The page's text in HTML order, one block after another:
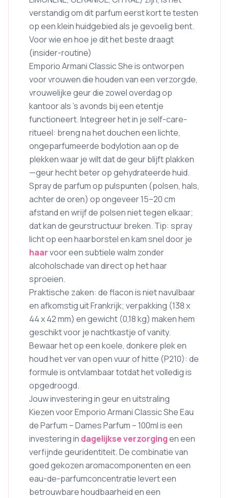
verstandig om dit parfum eerst kort te testen
op een klein huidgebied als je gevoelig bent.
Voor wie en hoe je dit het beste draagt
(insider-routine)
Emporio Armani Classic She is ontworpen
voor vrouwen die houden van een verzorgde,
vrouwelijke geur die zowel overdag op
kantoor als ’s avonds bij een etentje
functioneert. Integreer het in je self-care-
ritueel: breng na het douchen een lichte,
ongeparfumeerde bodylotion aan op de
plekken waar je wilt dat de geur blijft plakken
—geur hecht beter op gehydrateerde huid.
Spray de parfum op pulspunten (polsen, hals,
achter de oren) op ongeveer 15–20 cm
afstand en wrijf de polsen niet tegen elkaar;
dat kan de geurstructuur breken. Tip: spray
licht op een haarborstel en kam snel door je
haarvoor een subtiele walm zonder
alcoholschade van direct op het haar
sproeien.
Praktische zaken: de flacon is niet navulbaar
en afkomstig uit Frankrijk; verpakking (138 x
44 x 42 mm) en gewicht (0,18 kg) maken hem
geschikt voor je nachtkastje of vanity.
Bewaar het op een koele, donkere plek en
houd het ver van open vuur of hitte (P210): de
formule is ontvlambaar totdat het volledig is
opgedroogd.
Jouw investering in geur en uitstraling
Kiezen voor Emporio Armani Classic She Eau
de Parfum – Dames Parfum – 100ml is een
investering in dagelijkse verzorgingen een
verfijnde geuridentiteit. De combinatie van
goed gekozen aromacomponenten en een
eau-de-parfumconcentratie levert een
betrouwbare houdbaarheid en een